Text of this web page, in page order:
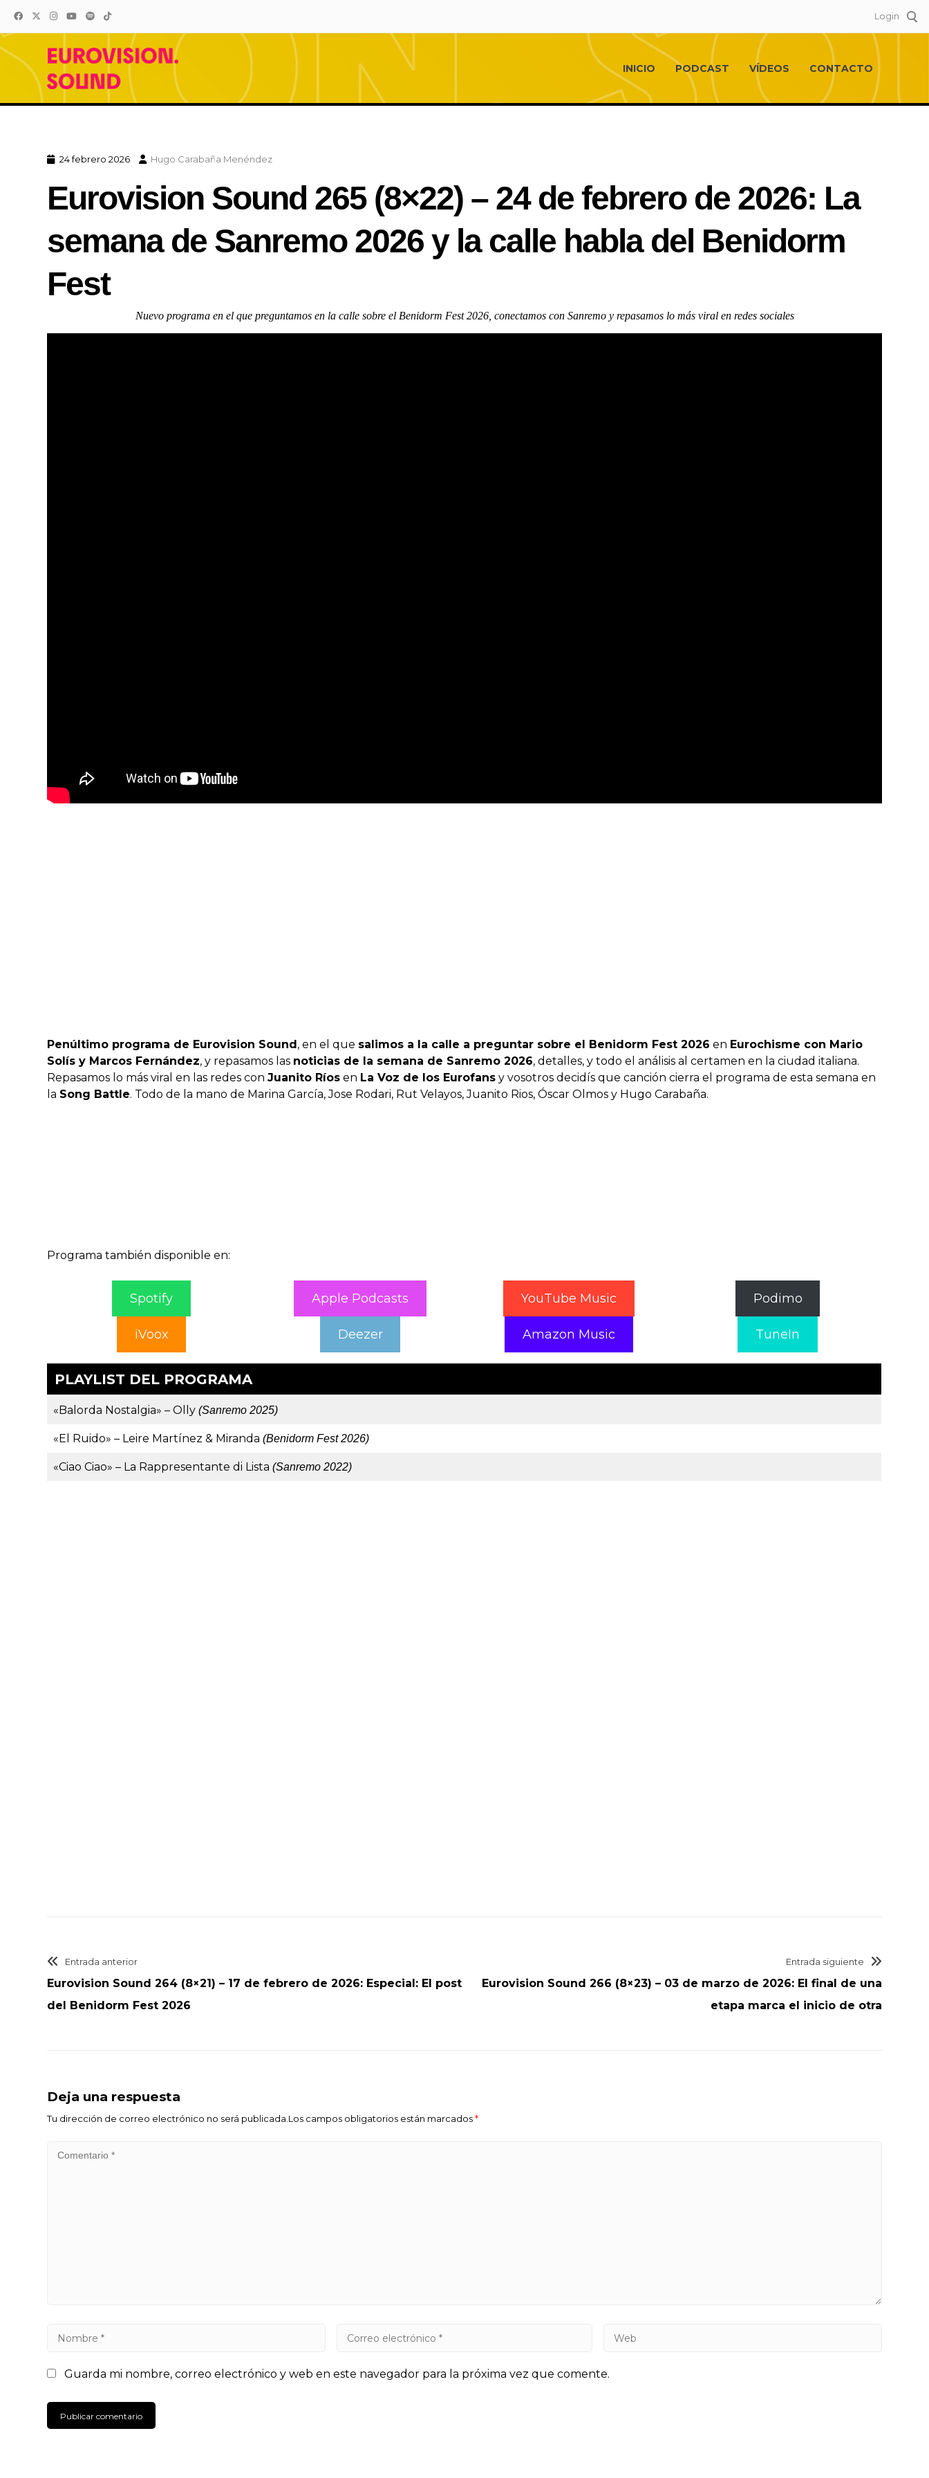
Login
Eurovision Sound
El sonido de Eurovision está aquí
INICIO PODCAST VÍDEOS CONTACTO
24 febrero 2026 Hugo Carabaña Menéndez
Eurovision Sound 265 (8×22) – 24 de febrero de 2026: La
semana de Sanremo 2026 y la calle habla del Benidorm
Fest
Nuevo programa en el que preguntamos en la calle sobre el Benidorm Fest 2026, conectamos con Sanremo y repasamos lo más viral en redes sociales
Penúltimo programa de Eurovision Sound, en el que salimos a la calle a preguntar sobre el Benidorm Fest 2026 en Eurochisme con Mario
Solís y Marcos Fernández, y repasamos las noticias de la semana de Sanremo 2026, detalles, y todo el análisis al certamen en la ciudad italiana.
Repasamos lo más viral en las redes con Juanito Ríos en La Voz de los Eurofans y vosotros decidís que canción cierra el programa de esta semana en
la Song Battle. Todo de la mano de Marina García, Jose Rodari, Rut Velayos, Juanito Rios, Óscar Olmos y Hugo Carabaña.
Programa también disponible en:
Spotify Apple Podcasts YouTube Music Podimo
iVoox Deezer Amazon Music TuneIn
PLAYLIST DEL PROGRAMA
«Balorda Nostalgia» – Olly (Sanremo 2025)
«El Ruido» – Leire Martínez & Miranda (Benidorm Fest 2026)
«Ciao Ciao» – La Rappresentante di Lista (Sanremo 2022)
Entrada anterior
Eurovision Sound 264 (8×21) – 17 de febrero de 2026: Especial: El post
del Benidorm Fest 2026
Entrada siguiente
Eurovision Sound 266 (8×23) – 03 de marzo de 2026: El final de una
etapa marca el inicio de otra
Deja una respuesta
Tu dirección de correo electrónico no será publicada.Los campos obligatorios están marcados*
Guarda mi nombre, correo electrónico y web en este navegador para la próxima vez que comente.